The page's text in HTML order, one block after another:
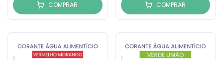
COMPRAR COMPRAR